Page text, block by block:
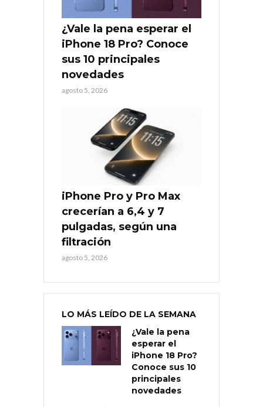
¿Vale la pena esperar el
iPhone 18 Pro? Conoce
sus 10 principales
novedades
agosto 5, 2026
iPhone Pro y Pro Max
crecerían a 6,4 y 7
pulgadas, según una
filtración
agosto 5, 2026
LO MÁS LEÍDO DE LA SEMANA
¿Vale la pena
esperar el
iPhone 18 Pro?
Conoce sus 10
principales
novedades